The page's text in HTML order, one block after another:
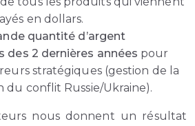
en dollars.
quantité d’argent
des 2 dernières années pour
stratégiques (gestion de la
du conflit Russie/Ukraine).
nous donnent un résultat